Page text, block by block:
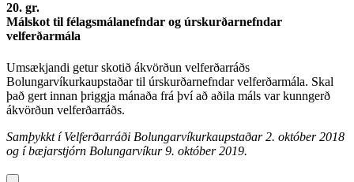
20. gr.
Málskot til félagsmálanefndar og úrskurðarnefndar
velferðarmála
Umsækjandi getur skotið ákvörðun velferðarráðs
Bolungarvíkurkaupstaðar til úrskurðarnefndar velferðarmála. Skal
það gert innan þriggja mánaða frá því að aðila máls var kunngerð
ákvörðun velferðarráðs.
Samþykkt í Velferðarráði Bolungarvíkurkaupstaðar 2. október 2018
og í bæjarstjórn Bolungarvíkur 9. október 2019.